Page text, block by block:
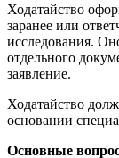
Ходатайство
заранее или
исследования.
отдельного
заявление.
Ходатайство
основании
Основные